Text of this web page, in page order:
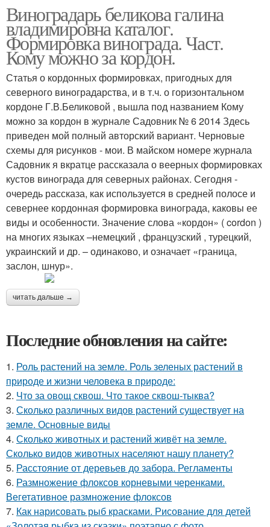
Виноградарь беликова галина
владимировна каталог.
Формировка винограда. Част.
Кому можно за кордон.
Статья о кордонных формировках, пригодных для
северного виноградарства, и в т.ч. о горизонтальном
кордоне Г.В.Беликовой , вышла под названием Кому
можно за кордон в журнале Садовник № 6 2014 Здесь
приведен мой полный авторский вариант. Черновые
схемы для рисунков - мои. В майском номере журнала
Садовник я вкратце рассказала о веерных формировках
кустов винограда для северных районах. Сегодня -
очередь рассказа, как используется в средней полосе и
севернее кордонная формировка винограда, каковы ее
виды и особенности. Значение слова «кордон» ( cordon )
на многих языках –немецкий , французский , турецкий,
украинский и др. – одинаково, и означает «граница,
заслон, шнур».
читать дальше →
Последние обновления на сайте:
1. Роль растений на земле. Роль зеленых растений в
природе и жизни человека в природе:
2. Что за овощ сквош. Что такое сквош-тыква?
3. Сколько различных видов растений существует на
земле. Основные виды
4. Сколько животных и растений живёт на земле.
Сколько видов животных населяют нашу планету?
5. Расстояние от деревьев до забора. Регламенты
6. Размножение флоксов корневыми черенками.
Вегетативное размножение флоксов
7. Как нарисовать рыб красками. Рисование для детей